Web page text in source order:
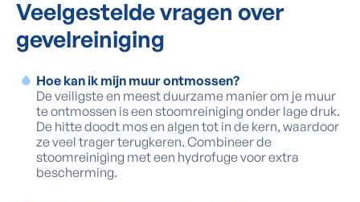
Veelgestelde vragen over
gevelreiniging
Hoe kan ik mijn muur ontmossen?
De veiligste en meest duurzame manier om je muur
te ontmossen is een stoomreiniging onder lage druk.
De hitte doodt mos en algen tot in de kern, waardoor
ze veel trager terugkeren. Combineer de
stoomreiniging met een hydrofuge voor extra
bescherming.